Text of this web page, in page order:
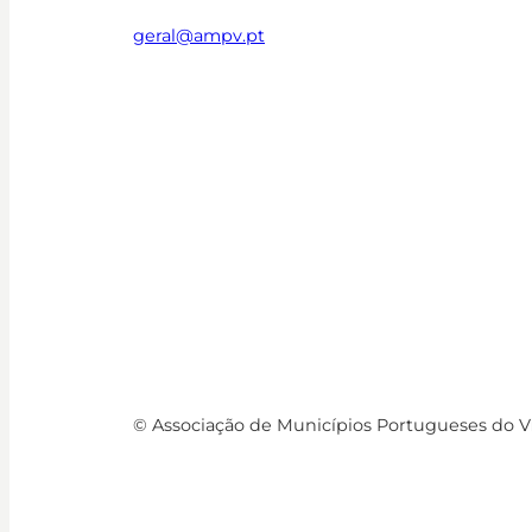
geral@ampv.pt
© Associação de Municípios Portugueses do